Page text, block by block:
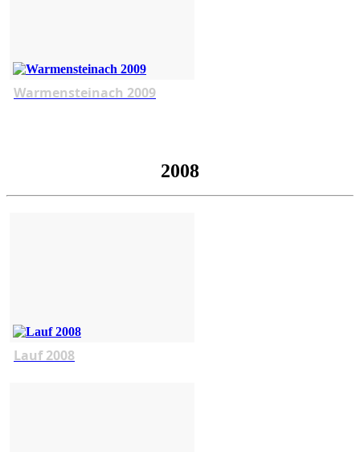
Warmensteinach 2009
2008
Lauf 2008